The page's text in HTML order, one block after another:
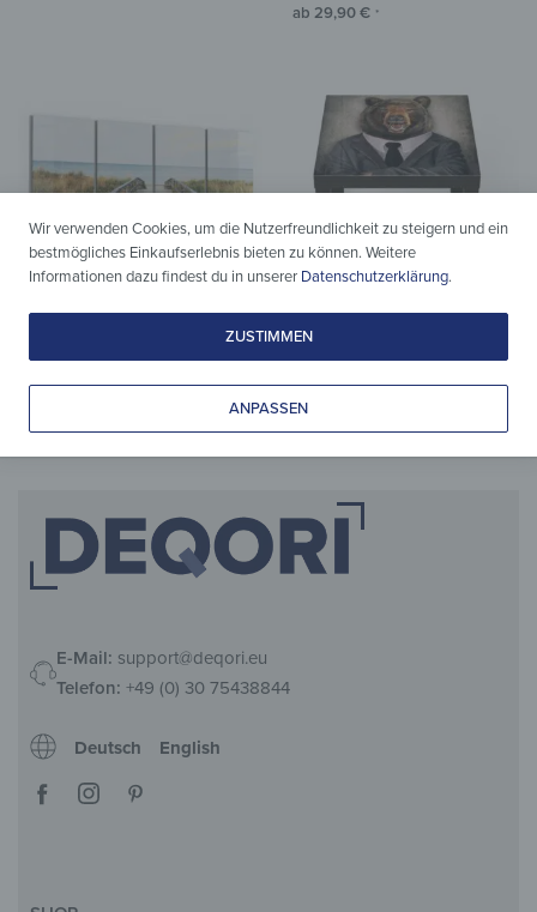
ab 29,90€ *
Tische
E-Mail: support@deqori.eu
Telefon: +49 (0) 30 75438844
Deutsch English
Wir verwenden Cookies, um die Nutzerfreundlichkeit zu steigern und ein
bestmögliches Einkaufserlebnis bieten zu können. Weitere
Informationen dazu findest du in unserer Datenschutzerklärung.
ZUSTIMMEN
ANPASSEN